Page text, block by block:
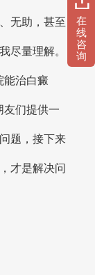
无助，甚至
尽量理解。
能治白癜
友们提供一
题，接下来
才是解决问
在
线
咨
询